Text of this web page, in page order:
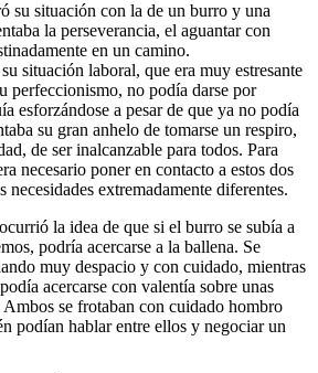
su situación con la de un burro y una
la perseverancia, el aguantar con
en un camino.
situación laboral, que era muy estresante
perfeccionismo, no podía darse por
esforzándose a pesar de que ya no podía
su gran anhelo de tomarse un respiro,
de ser inalcanzable para todos. Para
necesario poner en contacto a estos dos
necesidades extremadamente diferentes.
la idea de que si el burro se subía a
podría acercarse a la ballena. Se
muy despacio y con cuidado, mientras
acercarse con valentía sobre unas
Ambos se frotaban con cuidado hombro
podían hablar entre ellos y negociar un